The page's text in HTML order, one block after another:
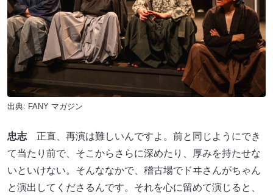
出典: FANY マガジン
忠志 正直、再演は難しいんですよ。前と同じようにでき
て当たり前で、そこからさらに深めたり、厚みを持たせな
いといけない。そんななかで、稽古場でドヰさんがちゃん
と演出してくださるんです。それを心に留めて演じると、